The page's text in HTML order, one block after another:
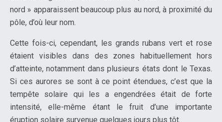
nord » apparaissent beaucoup plus au nord, à proximité du
pôle, d’où leur nom.
Cette fois-ci, cependant, les grands rubans vert et rose
étaient visibles dans des zones habituellement hors
d’atteinte, notamment dans plusieurs états dont le Texas.
Si ces aurores se sont à ce point étendues, c’est que la
tempête solaire qui les a engendrées était de forte
intensité, elle-même étant le fruit d’une importante
éruption solaire survenue quelques jours plus tôt.